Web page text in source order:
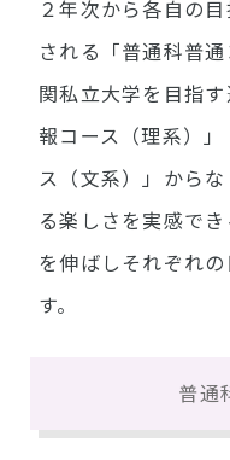
２年次から各自の
される「普通科普
関私立大学を目指
報コース（理系）
ス（文系）」から
る楽しさを実感で
を伸ばしそれぞれ
す。
普通